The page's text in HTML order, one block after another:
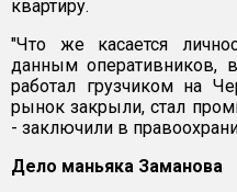
квартиру.
"Что же касается
данным оперативников,
работал грузчиком на
рынок закрыли, стал
- заключили в
Дело маньяка Заманова